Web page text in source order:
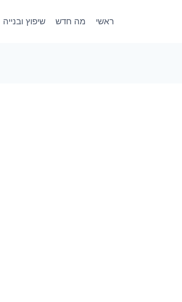
ראשי מה חדש שיפוץ ובנייה